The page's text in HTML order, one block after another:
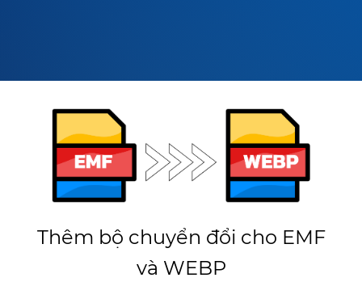
Thêm bộ chuyển đổi cho EMF
và WEBP